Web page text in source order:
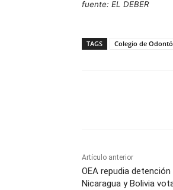
fuente: EL DEBER
TAGS Colegio de
Artículo anterior
OEA repudia
Nicaragua y Bolivia